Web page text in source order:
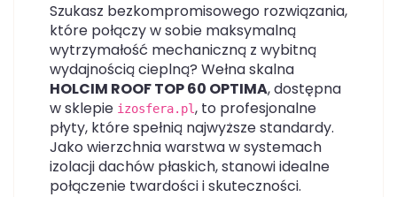
Szukasz bezkompromisowego rozwiązania,
które połączy w sobie maksymalną
wytrzymałość mechaniczną z wybitną
wydajnością cieplną? Wełna skalna
HOLCIM ROOF TOP 60 OPTIMA, dostępna
w sklepie izosfera.pl, to profesjonalne
płyty, które spełnią najwyższe standardy.
Jako wierzchnia warstwa w systemach
izolacji dachów płaskich, stanowi idealne
połączenie twardości i skuteczności.